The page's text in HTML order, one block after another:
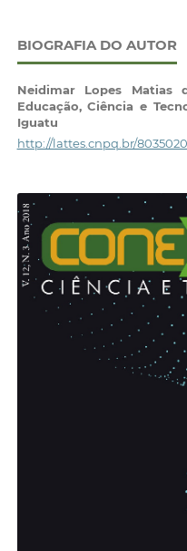
BIOGRAFIA DO AUTOR
Neidimar Lopes Matias
Educação, Ciência e
Iguatu
http://lattes.cnpq.br/